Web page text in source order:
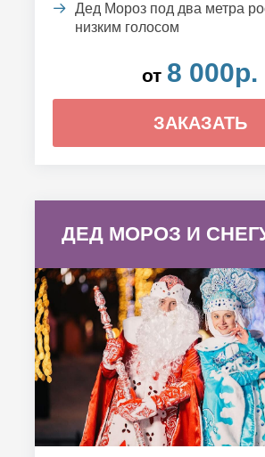
Дед Мороз под два метра
низким голосом
от 8 000р.
ЗАКАЗАТЬ
ДЕД МОРОЗ И